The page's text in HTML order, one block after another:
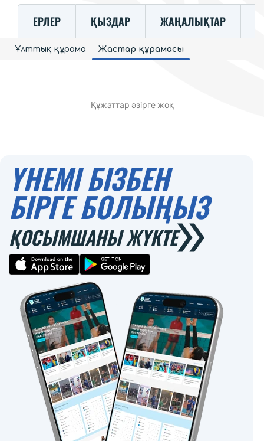
ЕРЛЕР ҚЫЗДАР ЖАҢАЛЫҚТАР
Ұлттық құрама Жастар құрамасы
Құжаттар әзірге жоқ
ҮНЕМІ БІЗБЕН
БІРГЕ БОЛЫҢЫЗ
ҚОСЫМШАНЫ ЖҮКТЕ